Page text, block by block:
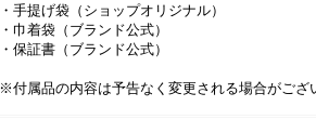
・手提げ袋（ショップオリジナル）
・巾着袋（ブランド公式）
・保証書（ブランド公式）
※付属品の内容は予告なく変更される場合がござ